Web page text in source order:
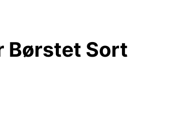
Børstet Sort